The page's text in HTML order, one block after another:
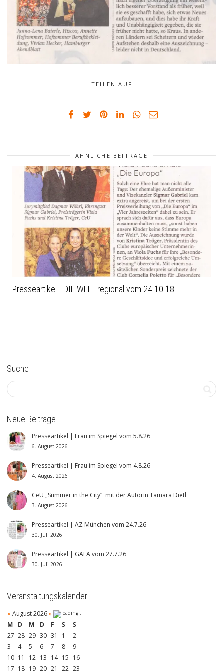
TEILEN AUF
ÄHNLICHE BEITRÄGE
Presseartikel | DIE WELT regional vom 24.10.18
Suche
Neue Beiträge
Presseartikel | Frau im Spiegel vom 5.8.26
6. August 2026
Presseartikel | Frau im Spiegel vom 4.8.26
4. August 2026
CeU „Summer in the City“ mit der Autorin Tamara Dietl
3. August 2026
Presseartikel | AZ München vom 24.7.26
30. Juli 2026
Presseartikel | GALA vom 27.7.26
30. Juli 2026
Veranstaltungskalender
« August 2026»
M
D M D F S
S
27 28 29 30 31 1
2
3
4 5 6 7 8
9
10 11 12 13 14 15 16
17 18 19 20 21 22 23